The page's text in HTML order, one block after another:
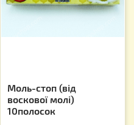
Моль-стоп (від
воскової молі)
10полосок